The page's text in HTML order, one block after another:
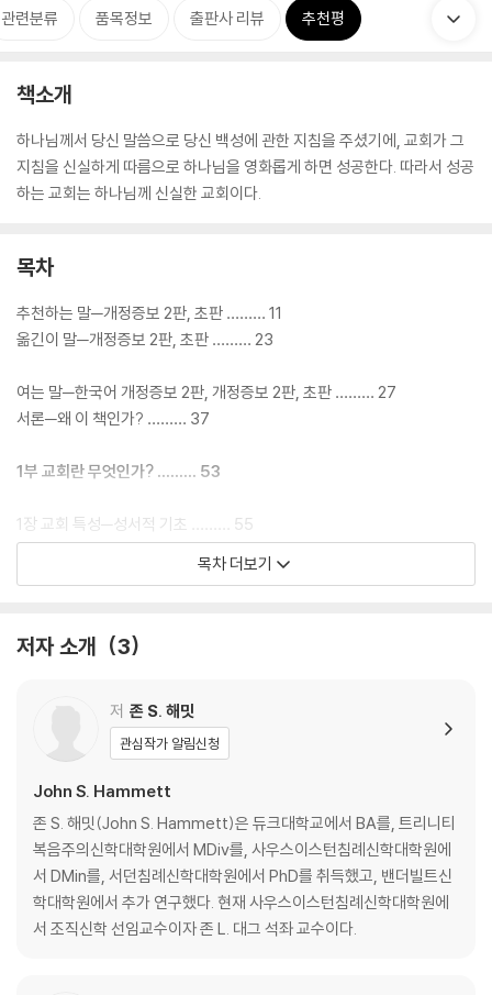
관련분류 품목정보 출판사 리뷰 추천평
책소개
하나님께서 당신 말씀으로 당신 백성에 관한 지침을 주셨기에, 교회가 그
지침을 신실하게 따름으로 하나님을 영화롭게 하면 성공한다. 따라서 성공
하는 교회는 하나님께 신실한 교회이다.
목차
추천하는 말─개정증보 2판, 초판 ……… 11
옮긴이 말─개정증보 2판, 초판 ……… 23
여는 말─한국어 개정증보 2판, 개정증보 2판, 초판 ……… 27
서론─왜 이 책인가? ……… 37
1부 교회란 무엇인가? ……… 53
1장 교회 특성─성서적 기초 ……… 55
2장 교회 표지─역사적 관점 ……… 99
3장 교회 본질─신학적 결론과 실제적 적용 ……… 123
5장 어디서 잘못 들어섰고, 어떻게 올바로 갈 수 있는가?─신실함으로 돌
이키기 ……… 179
3부 교회는 어떻게 다스려지는가? ……… 215
6장 침례교회 교회 정치─회중제 옹호 ……… 217
7장 뜻깊은 교회 회원자격 ……… 255
8장 침례교인 삶에서 장로─통치자가 아니라 지도자 ……… 273
9장 집사 직분─교회 섬김이 ……… 319
목차 더보기
저자 소개 3
저 존 S. 해밋
관심작가 알림신청
John S. Hammett
존 S. 해밋(John S. Hammett)은 듀크대학교에서 BA를, 트리니티
복음주의신학대학원에서 MDiv를, 사우스이스턴침례신학대학원에
서 DMin를, 서던침례신학대학원에서 PhD를 취득했고, 밴더빌트신
학대학원에서 추가 연구했다. 현재 사우스이스턴침례신학대학원에
서 조직신학 선임교수이자 존 L. 대그 석좌 교수이다.